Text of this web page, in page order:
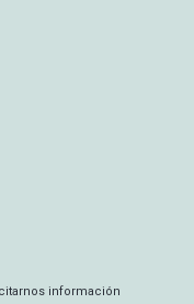
información